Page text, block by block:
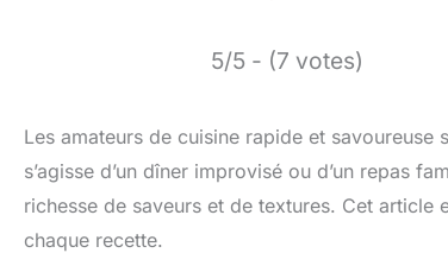
5/5 - (7 votes)
Les amateurs de cuisine rapide et
s’agisse d’un dîner improvisé ou d’un repas
richesse de saveurs et de textures. Cet
chaque recette.